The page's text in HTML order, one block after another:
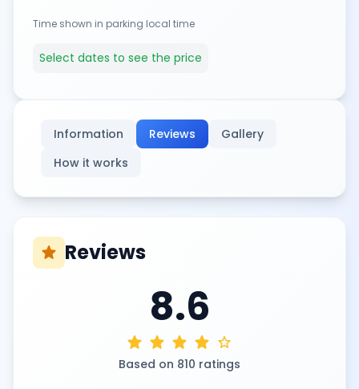
Time shown in parking local time
Select dates to see the price
Information Reviews
Gallery
How it works
star Reviews
8.6
star star star star star
Based on 810 ratings